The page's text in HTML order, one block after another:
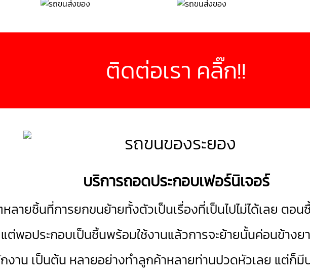
ติดต่อเรา คลิ๊ก!!
บริการถอดประกอบเฟอร์นิเจอร์
ายชิ้นที่การยกขนย้ายทั้งตัวเป็นเรื่องที่เป็นไปไม่ได้เลย ตอ
ต่พอประกอบเป็นชิ้นพร้อมใช้งานแล้วการจะย้ายนั้นค่อนข้าง
กงาน เป็นต้น หลายอย่างทำลูกค้าหลายท่านปวดหัวเลย แต่ก็